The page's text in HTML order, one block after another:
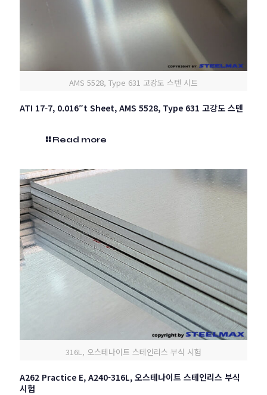
AMS 5528, Type 631 고강도 스텐 시트
ATI 17-7, 0.016″t Sheet, AMS 5528, Type 631 고강도 스텐
Read more
316L, 오스테나이트 스테인리스 부식 시험
A262 Practice E, A240-316L, 오스테나이트 스테인리스 부식
시험